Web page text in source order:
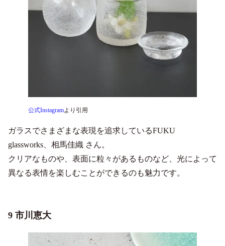
公式Instagramより引用
ガラスでさまざまな表現を追求しているFUKU
glassworks、相馬佳織 さん。
クリアなものや、表面に粒々があるものなど、光によって
異なる表情を楽しむことができるのも魅力です。
9 市川恵大